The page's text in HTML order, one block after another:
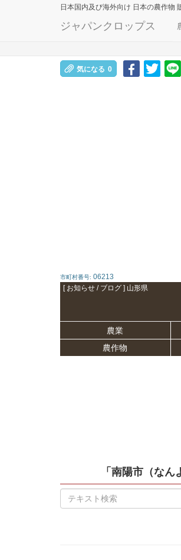
日本国内及び海外向け 日本の農作物
ジャパンクロップス
気になる 0
市町村番号: 06213
[ お知らせ / ブログ ] 山形県
農業
農作物
「南陽市（なん